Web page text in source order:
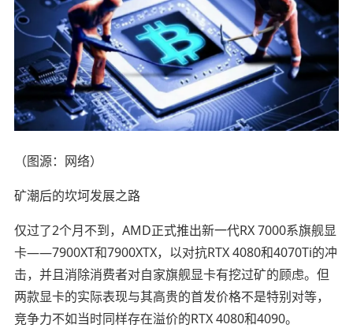
（图源：网络）
矿潮后的坎坷发展之路
仅过了2个月不到，AMD正式推出新一代RX 7000系旗舰显
卡——7900XT和7900XTX，以对抗RTX 4080和4070Ti的冲
击，并且消除消费者对自家旗舰显卡有挖过矿的顾虑。但
两款显卡的实际表现与其高贵的首发价格不是特别对等，
竞争力不如当时同样存在溢价的RTX 4080和4090。